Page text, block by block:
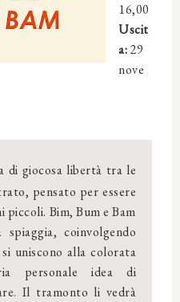
16,00
Uscit
a:29
nove
di giocosa libertà tra le
pensato per essere
piccoli. Bim, Bum e Bam
coinvolgendo
uniscono alla colorata
personale idea di
Il tramonto li vedrà